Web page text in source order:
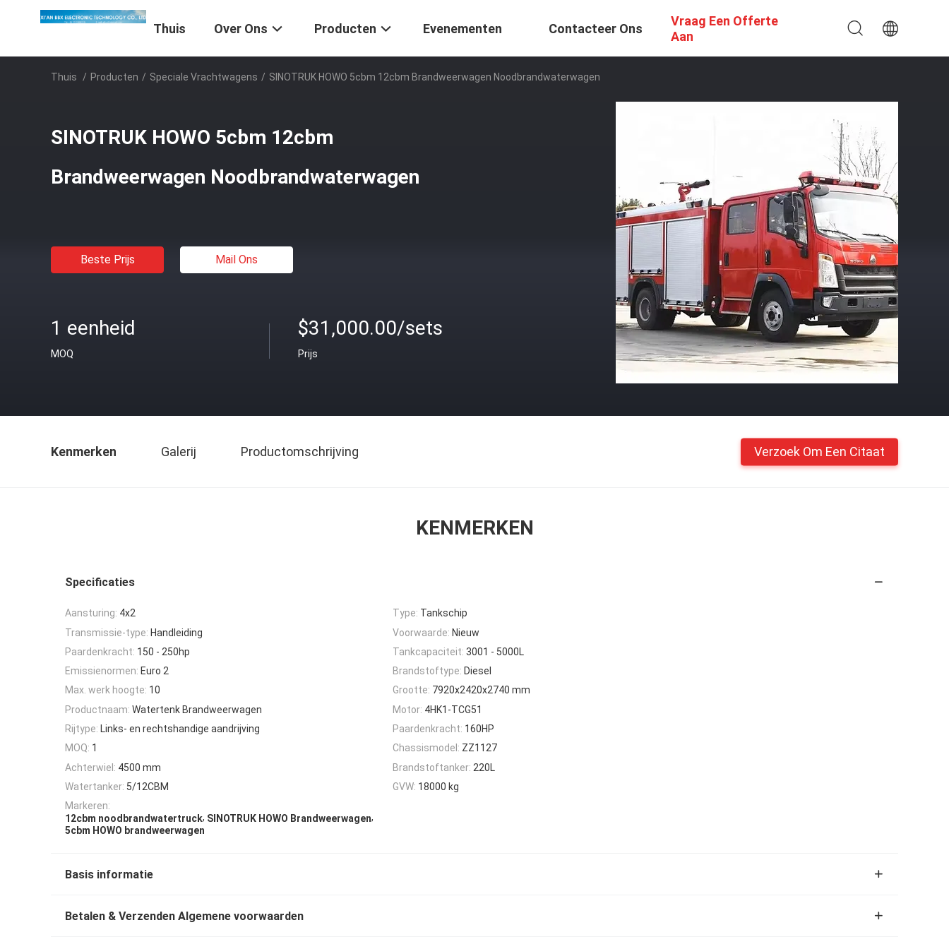
Thuis Over Ons Producten Evenementen Contacteer Ons
Vraag Een Offerte
Aan
Thuis / Producten / Speciale Vrachtwagens / SINOTRUK HOWO 5cbm 12cbm Brandweerwagen Noodbrandwaterwagen
SINOTRUK HOWO 5cbm 12cbm
Brandweerwagen Noodbrandwaterwagen
Beste Prijs Mail Ons
1 eenheid
MOQ
$31,000.00/sets
Prijs
Kenmerken Galerij Productomschrijving Verzoek Om Een Citaat
KENMERKEN
Specificaties
Aansturing: 4x2 Type: Tankschip
Transmissie-type: Handleiding Voorwaarde: Nieuw
Paardenkracht: 150 - 250hp Tankcapaciteit: 3001 - 5000L
Emissienormen: Euro 2 Brandstoftype: Diesel
Max. werk hoogte: 10 Grootte: 7920x2420x2740 mm
Productnaam: Watertenk Brandweerwagen Motor: 4HK1-TCG51
Rijtype: Links- en rechtshandige aandrijving Paardenkracht: 160HP
MOQ: 1 Chassismodel: ZZ1127
Achterwiel: 4500 mm Brandstoftanker: 220L
Watertanker: 5/12CBM GVW: 18000 kg
Markeren:
12cbm noodbrandwatertruck, SINOTRUK HOWO Brandweerwagen,
5cbm HOWO brandweerwagen
Basis informatie
Betalen & Verzenden Algemene voorwaarden